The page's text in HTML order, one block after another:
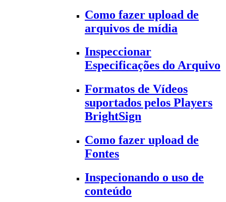
Como fazer upload de
arquivos de mídia
Inspeccionar
Especificações do Arquivo
Formatos de Vídeos
suportados pelos Players
BrightSign
Como fazer upload de
Fontes
Inspecionando o uso de
conteúdo